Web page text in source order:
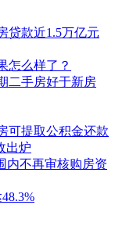
贷款近1.5万亿元
怎么样了？
二手房好于新房
可提取公积金还款
出炉
内不再审核购房资